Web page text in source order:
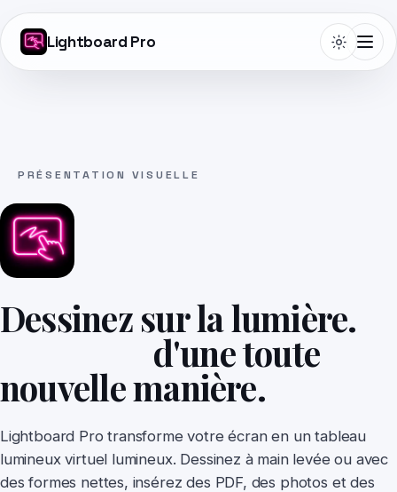
Lightboard Pro
Autoprompt
DualScroll
Narrate
Lightboard Pro
Earwig
PRÉSENTATION VISUELLE
Dessinez sur la lumière.
d'une toute
nouvelle manière.
Lightboard Pro transforme votre écran en un tableau
lumineux virtuel lumineux. Dessinez à main levée ou avec
des formes nettes, insérez des PDF, des photos et des